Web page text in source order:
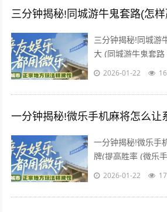
三分钟揭秘!同城游牛鬼套路(怎
三分钟揭秘!同城游
大 (同城游牛鬼套
以让一直输的玩家
2026-01-22
一分钟揭秘!微乐手
牌(提高胜率 (微乐
牌 手机打牌辅助是
2026-01-22